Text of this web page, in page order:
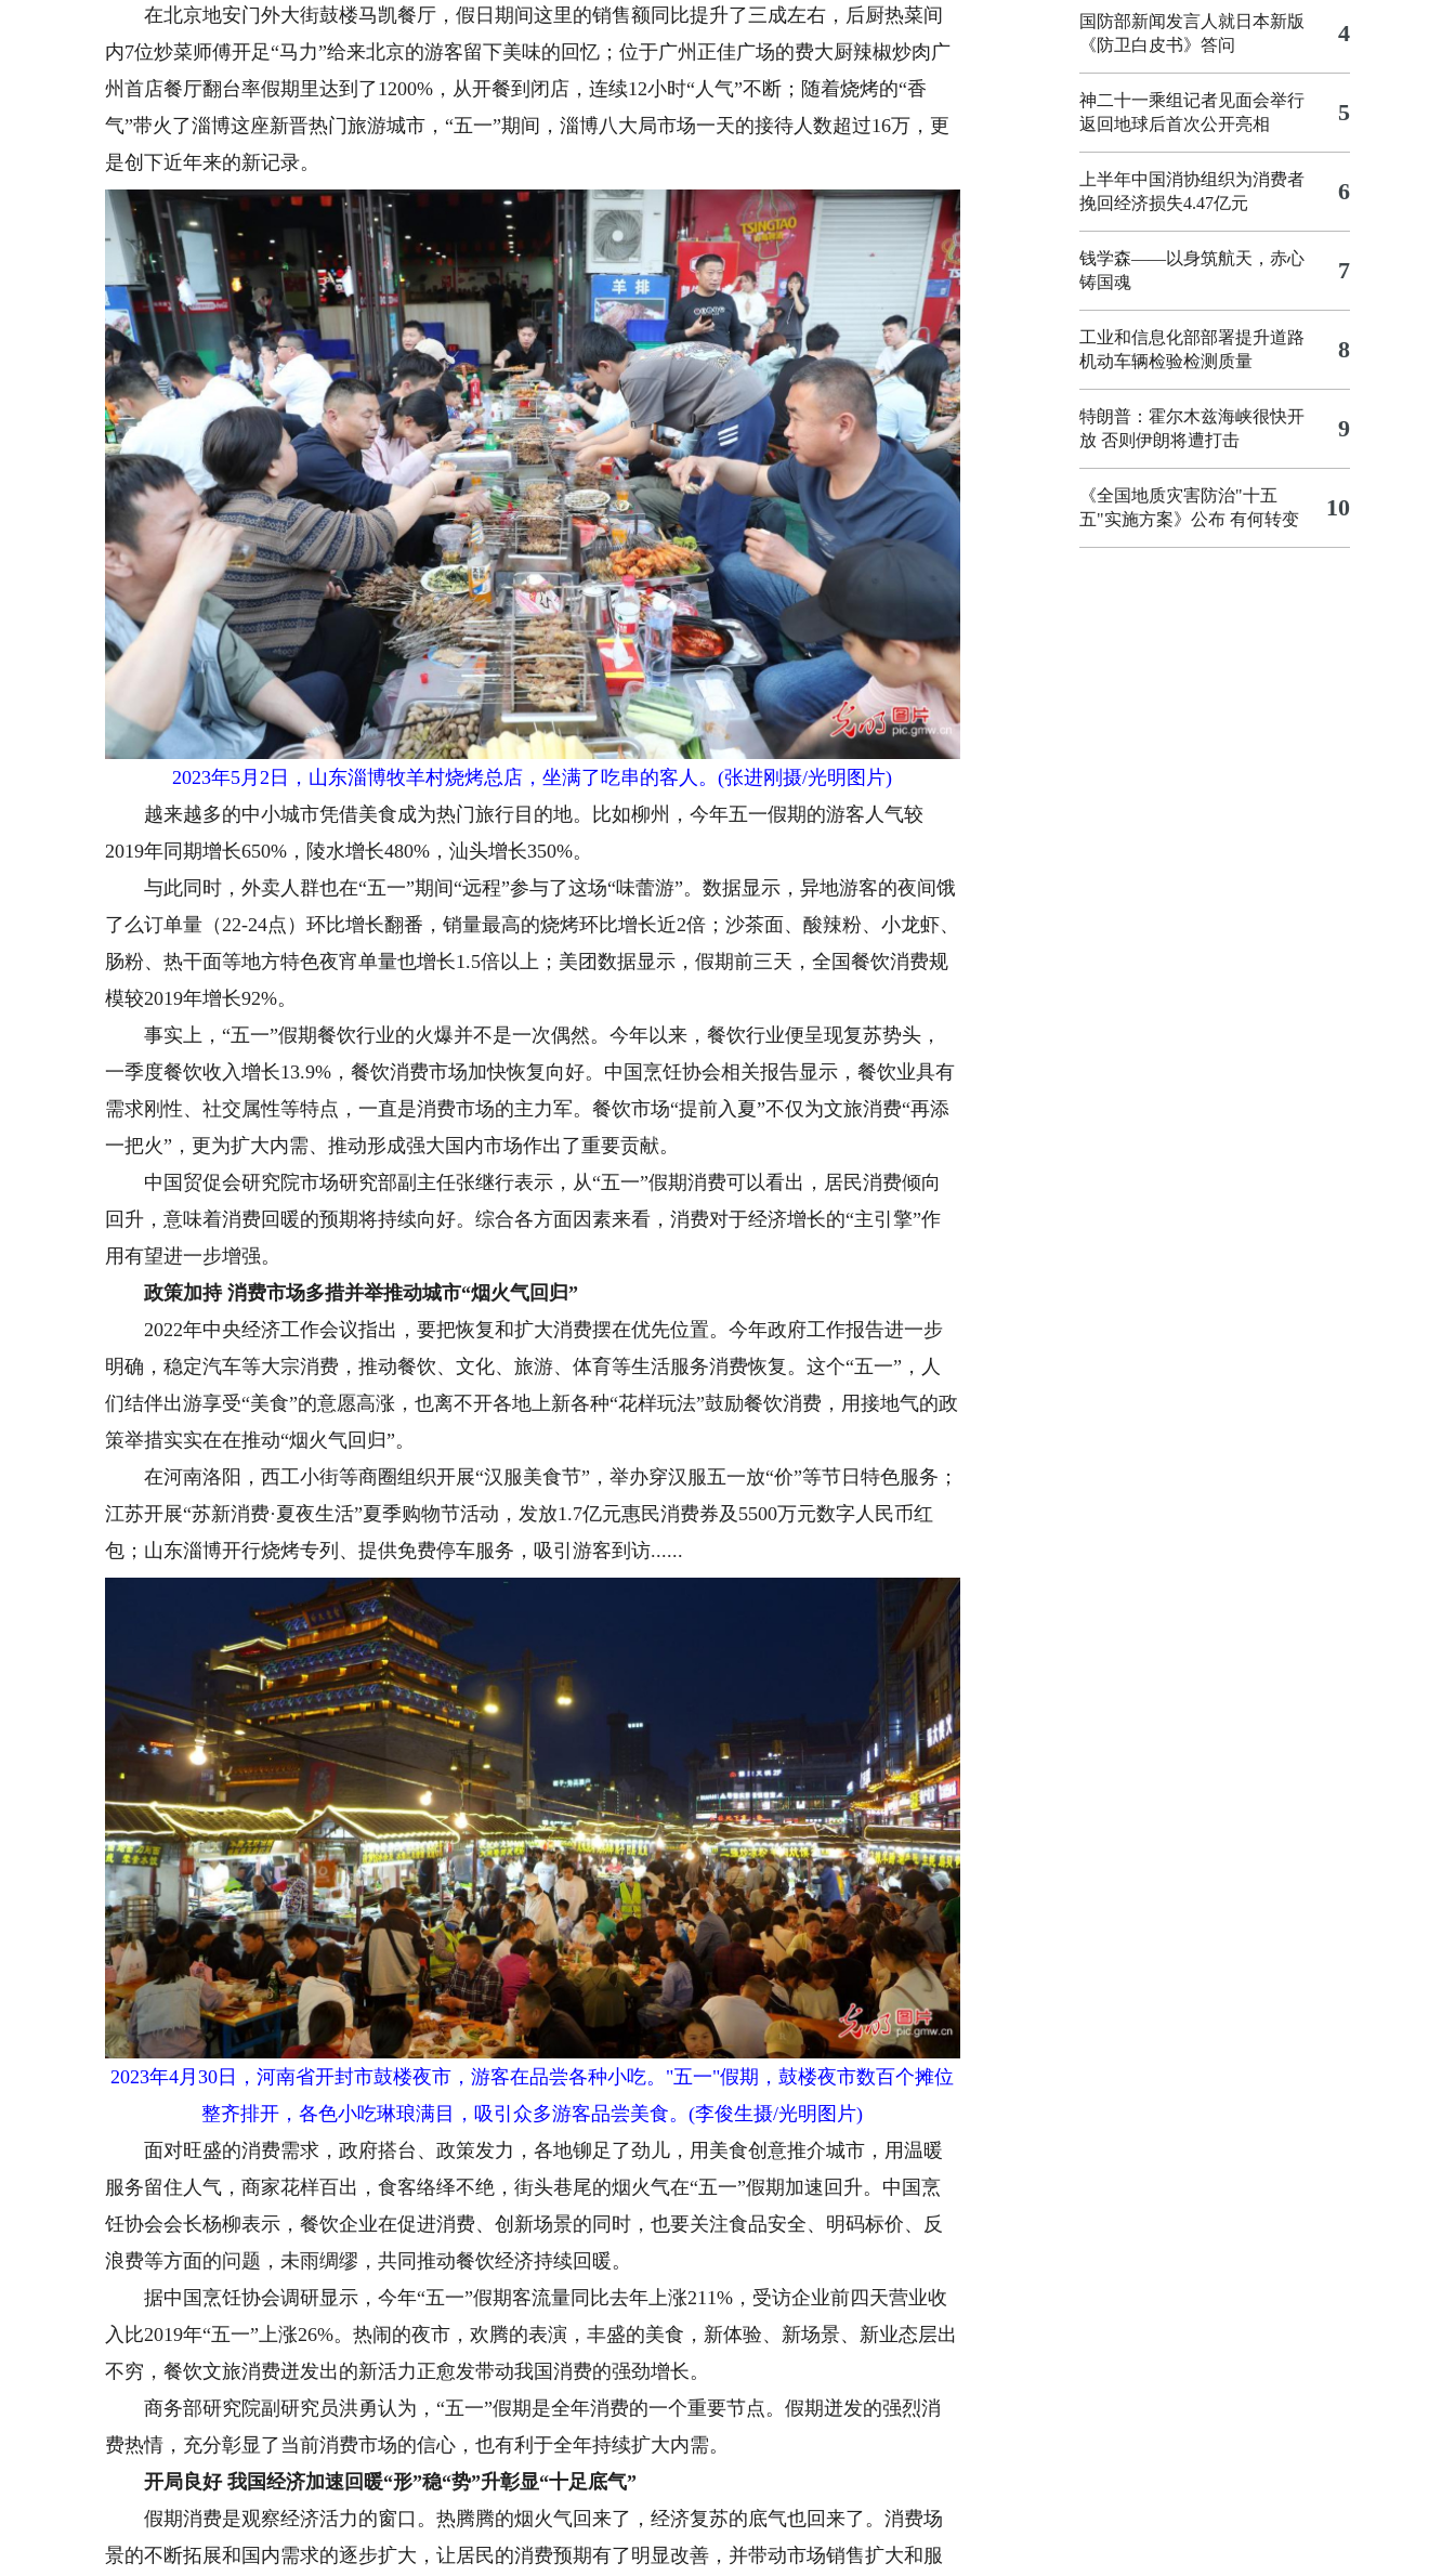
在北京地安门外大街鼓楼马凯餐厅，假日期间这里的销售额同比提升了三成左右，后厨热菜间
内7位炒菜师傅开足“马力”给来北京的游客留下美味的回忆；位于广州正佳广场的费大厨辣椒炒肉广
州首店餐厅翻台率假期里达到了1200%，从开餐到闭店，连续12小时“人气”不断；随着烧烤的“香
气”带火了淄博这座新晋热门旅游城市，“五一”期间，淄博八大局市场一天的接待人数超过16万，更
是创下近年来的新记录。
2023年5月2日，山东淄博牧羊村烧烤总店，坐满了吃串的客人。(张进刚摄/光明图片)
越来越多的中小城市凭借美食成为热门旅行目的地。比如柳州，今年五一假期的游客人气较
2019年同期增长650%，陵水增长480%，汕头增长350%。
与此同时，外卖人群也在“五一”期间“远程”参与了这场“味蕾游”。数据显示，异地游客的夜间饿
了么订单量（22-24点）环比增长翻番，销量最高的烧烤环比增长近2倍；沙茶面、酸辣粉、小龙虾、
肠粉、热干面等地方特色夜宵单量也增长1.5倍以上；美团数据显示，假期前三天，全国餐饮消费规
模较2019年增长92%。
事实上，“五一”假期餐饮行业的火爆并不是一次偶然。今年以来，餐饮行业便呈现复苏势头，
一季度餐饮收入增长13.9%，餐饮消费市场加快恢复向好。中国烹饪协会相关报告显示，餐饮业具有
需求刚性、社交属性等特点，一直是消费市场的主力军。餐饮市场“提前入夏”不仅为文旅消费“再添
一把火”，更为扩大内需、推动形成强大国内市场作出了重要贡献。
中国贸促会研究院市场研究部副主任张继行表示，从“五一”假期消费可以看出，居民消费倾向
回升，意味着消费回暖的预期将持续向好。综合各方面因素来看，消费对于经济增长的“主引擎”作
用有望进一步增强。
政策加持 消费市场多措并举推动城市“烟火气回归”
2022年中央经济工作会议指出，要把恢复和扩大消费摆在优先位置。今年政府工作报告进一步
明确，稳定汽车等大宗消费，推动餐饮、文化、旅游、体育等生活服务消费恢复。这个“五一”，人
们结伴出游享受“美食”的意愿高涨，也离不开各地上新各种“花样玩法”鼓励餐饮消费，用接地气的政
策举措实实在在推动“烟火气回归”。
在河南洛阳，西工小街等商圈组织开展“汉服美食节”，举办穿汉服五一放“价”等节日特色服务；
江苏开展“苏新消费·夏夜生活”夏季购物节活动，发放1.7亿元惠民消费券及5500万元数字人民币红
包；山东淄博开行烧烤专列、提供免费停车服务，吸引游客到访......
2023年4月30日，河南省开封市鼓楼夜市，游客在品尝各种小吃。"五一"假期，鼓楼夜市数百个摊位
整齐排开，各色小吃琳琅满目，吸引众多游客品尝美食。(李俊生摄/光明图片)
面对旺盛的消费需求，政府搭台、政策发力，各地铆足了劲儿，用美食创意推介城市，用温暖
服务留住人气，商家花样百出，食客络绎不绝，街头巷尾的烟火气在“五一”假期加速回升。中国烹
饪协会会长杨柳表示，餐饮企业在促进消费、创新场景的同时，也要关注食品安全、明码标价、反
浪费等方面的问题，未雨绸缪，共同推动餐饮经济持续回暖。
据中国烹饪协会调研显示，今年“五一”假期客流量同比去年上涨211%，受访企业前四天营业收
入比2019年“五一”上涨26%。热闹的夜市，欢腾的表演，丰盛的美食，新体验、新场景、新业态层出
不穷，餐饮文旅消费迸发出的新活力正愈发带动我国消费的强劲增长。
商务部研究院副研究员洪勇认为，“五一”假期是全年消费的一个重要节点。假期迸发的强烈消
费热情，充分彰显了当前消费市场的信心，也有利于全年持续扩大内需。
开局良好 我国经济加速回暖“形”稳“势”升彰显“十足底气”
假期消费是观察经济活力的窗口。热腾腾的烟火气回来了，经济复苏的底气也回来了。消费场
景的不断拓展和国内需求的逐步扩大，让居民的消费预期有了明显改善，并带动市场销售扩大和服
国防部新闻发言人就日本新版
《防卫白皮书》答问
4
神二十一乘组记者见面会举行
返回地球后首次公开亮相
5
上半年中国消协组织为消费者
挽回经济损失4.47亿元
6
钱学森——以身筑航天，赤心
铸国魂
7
工业和信息化部部署提升道路
机动车辆检验检测质量
8
特朗普：霍尔木兹海峡很快开
放 否则伊朗将遭打击
9
《全国地质灾害防治"十五
五"实施方案》公布 有何转变
10